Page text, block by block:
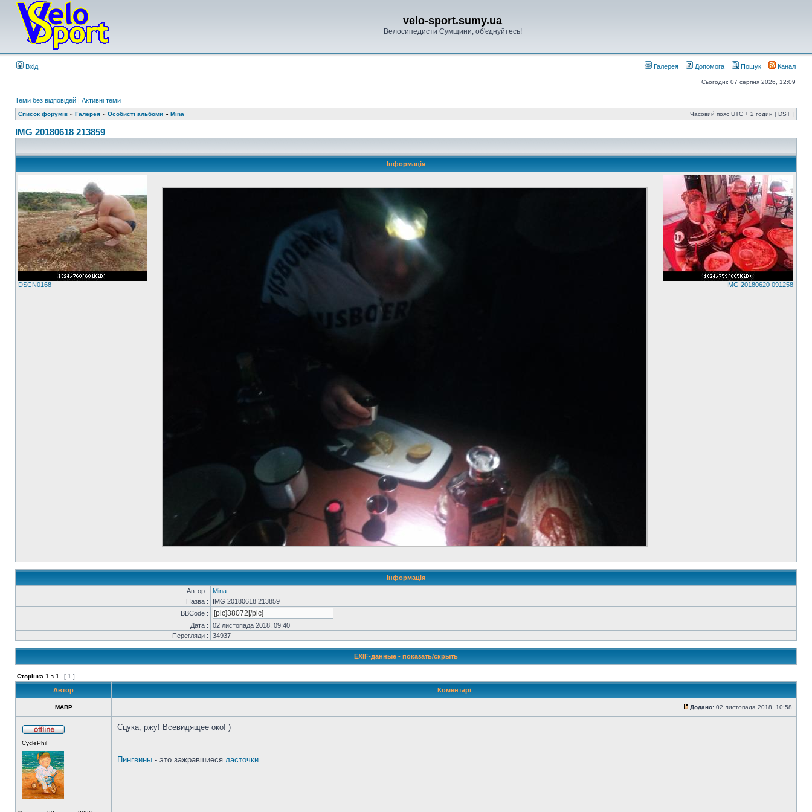
velo-sport.sumy.ua
Велосипедисти Сумщини, об'єднуйтесь!
Вхід Галерея Допомога Пошук Канал
Сьогодні: 07 серпня 2026, 12:09
Теми без відповідей | Активні теми
Список форумів » Галерея » Особисті альбоми » Mina Часовий пояс UTC + 2 годин [ DST ]
IMG 20180618 213859
Інформація
DSCN0168 IMG 20180620 091258
Інформація
Автор :
Mina
Назва :
IMG 20180618 213859
BBCode :
Дата :
02 листопада 2018, 09:40
Перегляди :
34937
EXIF-данные - показать/скрыть
Сторінка 1 з 1 [ 1 ]
Автор Коментарі
MABP Додано: 02 листопада 2018, 10:58
CyclePhil
Сцука, ржу! Всевидящее око! )
Пингвины - это зажравшиеся ласточки...